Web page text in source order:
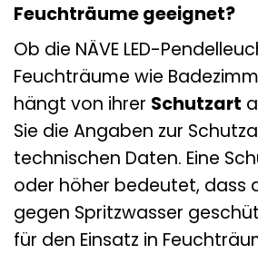
Feuchträume geeignet?
Ob die NÄVE LED-
Feuchträume wie
hängt von ihrer Schutzart
Sie die Angaben zur
technischen Daten. Eine
oder höher bedeutet, dass
gegen Spritzwasser
für den Einsatz in